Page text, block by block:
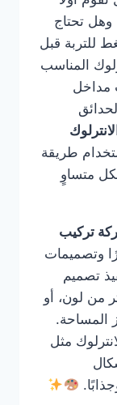
وهل تحتاج
للتربة قبل
المناسب
مداخل
طريقة
متساوٍ
تركيب
وتصميمات
تصميم
من لون، أو
المساحة.
مثل